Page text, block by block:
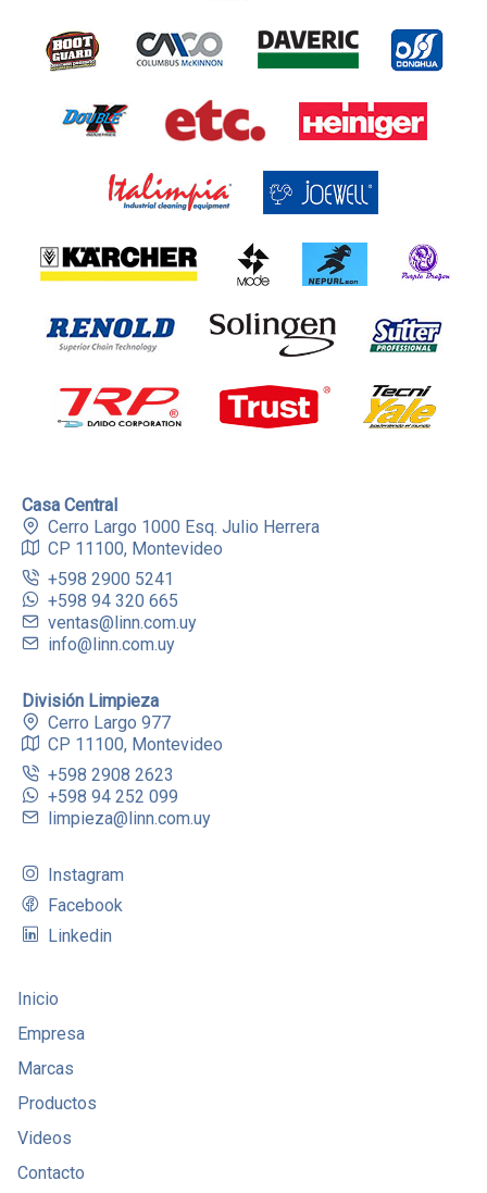
Casa Central
Cerro Largo 1000 Esq. Julio Herrera
CP 11100, Montevideo
+598 2900 5241
+598 94 320 665
ventas@linn.com.uy
info@linn.com.uy
División Limpieza
Cerro Largo 977
CP 11100, Montevideo
+598 2908 2623
+598 94 252 099
limpieza@linn.com.uy
Instagram
Facebook
Linkedin
Inicio
Empresa
Marcas
Productos
Videos
Contacto